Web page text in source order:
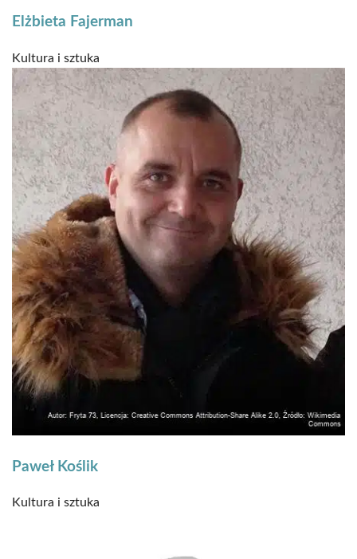
Elżbieta Fajerman
Kultura i sztuka
Paweł Koślik
Kultura i sztuka